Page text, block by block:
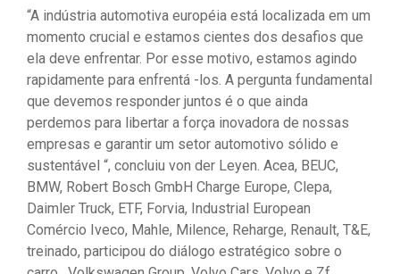
“A indústria automotiva européia está localizada em um
momento crucial e estamos cientes dos desafios que
ela deve enfrentar. Por esse motivo, estamos agindo
rapidamente para enfrentá -los. A pergunta fundamental
que devemos responder juntos é o que ainda
perdemos para libertar a força inovadora de nossas
empresas e garantir um setor automotivo sólido e
sustentável “, concluiu von der Leyen. Acea, BEUC,
BMW, Robert Bosch GmbH Charge Europe, Clepa,
Daimler Truck, ETF, Forvia, Industrial European
Comércio Iveco, Mahle, Milence, Reharge, Renault, T&E,
treinado, participou do diálogo estratégico sobre o